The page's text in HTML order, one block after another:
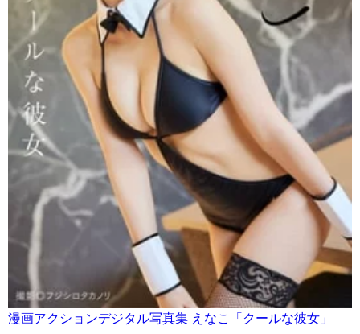
漫画アクションデジタル写真集 えなこ「クールな彼女」